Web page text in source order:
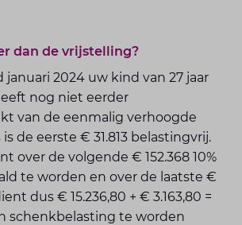
dan de vrijstelling?
januari 2024 uw kind van 27 jaar
nog niet eerder
van de eenmalig verhoogde
de eerste € 31.813 belastingvrij.
over de volgende € 152.368 10%
te worden en over de laatste €
dus € 15.236,80 + € 3.163,80 =
schenkbelasting te worden